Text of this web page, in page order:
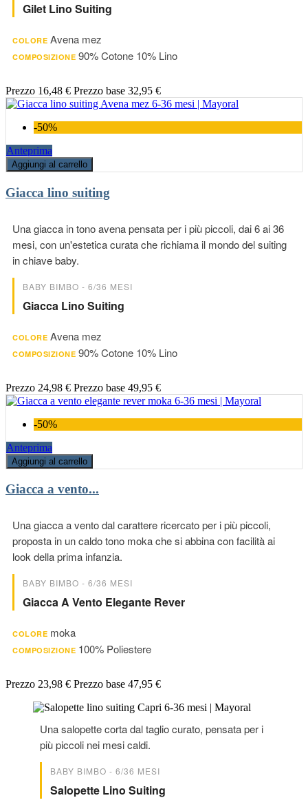
Gilet Lino Suiting
COLORE Avena mez
COMPOSIZIONE 90% Cotone 10% Lino
Prezzo 16,48 € Prezzo base 32,95 €
-50%
Anteprima
Aggiungi al carrello
Giacca lino suiting
Una giacca in tono avena pensata per i più piccoli, dai 6 ai 36
mesi, con un'estetica curata che richiama il mondo del suiting
in chiave baby.
BABY BIMBO - 6/36 MESI
Giacca Lino Suiting
COLORE Avena mez
COMPOSIZIONE 90% Cotone 10% Lino
Prezzo 24,98 € Prezzo base 49,95 €
-50%
Anteprima
Aggiungi al carrello
Giacca a vento...
Una giacca a vento dal carattere ricercato per i più piccoli,
proposta in un caldo tono moka che si abbina con facilità ai
look della prima infanzia.
BABY BIMBO - 6/36 MESI
Giacca A Vento Elegante Rever
COLORE moka
COMPOSIZIONE 100% Poliestere
Prezzo 23,98 € Prezzo base 47,95 €
Una salopette corta dal taglio curato, pensata per i
più piccoli nei mesi caldi.
BABY BIMBO - 6/36 MESI
Salopette Lino Suiting